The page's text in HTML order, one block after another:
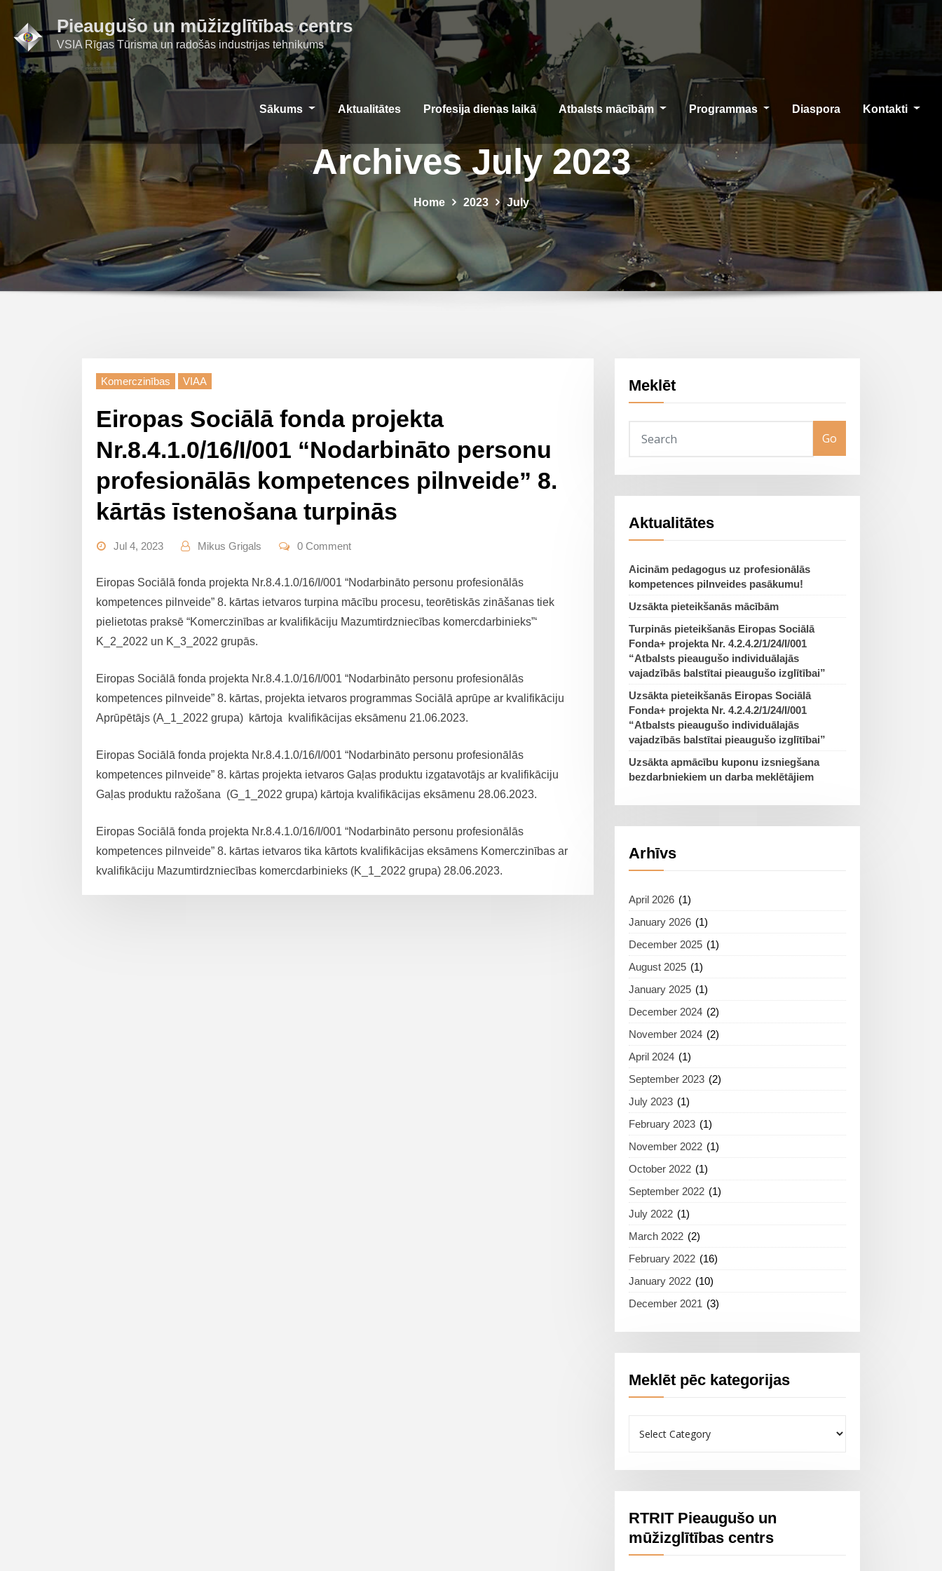
Skip
content
Pieaugušo un mūžizglītības centrs
VSIA Rīgas Tūrisma un radošās industrijas tehnikums
Sākums Aktualitātes Profesija dienas laikā Atbalsts mācībām Programmas Diaspora Kontakti
Archives July 2023
Home 2023 July
Komerczinības VIAA
Eiropas Sociālā fonda projekta
Nr.8.4.1.0/16/I/001 “Nodarbināto personu
profesionālās kompetences pilnveide” 8.
kārtās īstenošana turpinās
Jul 4, 2023 Mikus Grigals 0 Comment
Eiropas Sociālā fonda projekta Nr.8.4.1.0/16/I/001 “Nodarbināto personu profesionālās
kompetences pilnveide” 8. kārtas ietvaros turpina mācību procesu, teorētiskās zināšanas tiek
pielietotas praksē “Komerczinības ar kvalifikāciju Mazumtirdzniecības komercdarbinieks”‘
K_2_2022 un K_3_2022 grupās.
Eiropas Sociālā fonda projekta Nr.8.4.1.0/16/I/001 “Nodarbināto personu profesionālās
kompetences pilnveide” 8. kārtas, projekta ietvaros programmas Sociālā aprūpe ar kvalifikāciju
Aprūpētājs (A_1_2022 grupa) kārtoja kvalifikācijas eksāmenu 21.06.2023.
Eiropas Sociālā fonda projekta Nr.8.4.1.0/16/I/001 “Nodarbināto personu profesionālās
kompetences pilnveide” 8. kārtas projekta ietvaros Gaļas produktu izgatavotājs ar kvalifikāciju
Gaļas produktu ražošana (G_1_2022 grupa) kārtoja kvalifikācijas eksāmenu 28.06.2023.
Eiropas Sociālā fonda projekta Nr.8.4.1.0/16/I/001 “Nodarbināto personu profesionālās
kompetences pilnveide” 8. kārtas ietvaros tika kārtots kvalifikācijas eksāmens Komerczinības ar
kvalifikāciju Mazumtirdzniecības komercdarbinieks (K_1_2022 grupa) 28.06.2023.
Meklēt
Go
Aktualitātes
Aicinām pedagogus uz profesionālās
kompetences pilnveides pasākumu!
Uzsākta pieteikšanās mācībām
Turpinās pieteikšanās Eiropas Sociālā
Fonda+ projekta Nr. 4.2.4.2/1/24/I/001
“Atbalsts pieaugušo individuālajās
vajadzībās balstītai pieaugušo izglītībai”
Uzsākta pieteikšanās Eiropas Sociālā
Fonda+ projekta Nr. 4.2.4.2/1/24/I/001
“Atbalsts pieaugušo individuālajās
vajadzībās balstītai pieaugušo izglītībai”
Uzsākta apmācību kuponu izsniegšana
bezdarbniekiem un darba meklētājiem
Arhīvs
April 2026 (1)
January 2026 (1)
December 2025 (1)
August 2025 (1)
January 2025 (1)
December 2024 (2)
November 2024 (2)
April 2024 (1)
September 2023 (2)
July 2023 (1)
February 2023 (1)
November 2022 (1)
October 2022 (1)
September 2022 (1)
July 2022 (1)
March 2022 (2)
February 2022 (16)
January 2022 (10)
December 2021 (3)
Meklēt pēc kategorijas
pēc
RTRIT Pieaugušo un
mūžizglītības centrs